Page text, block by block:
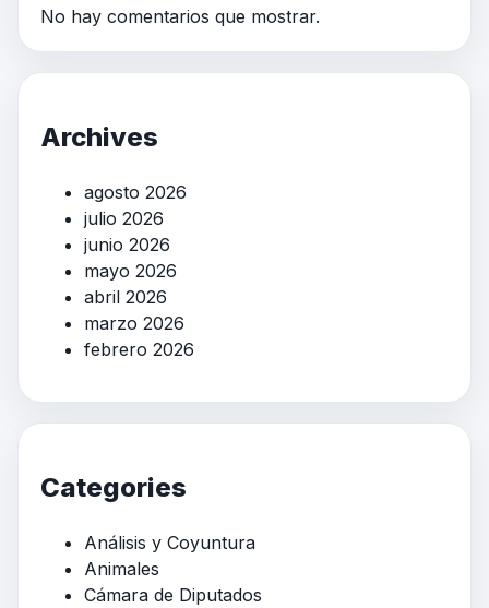
No hay comentarios que mostrar.
Archives
agosto 2026
julio 2026
junio 2026
mayo 2026
abril 2026
marzo 2026
febrero 2026
Categories
Análisis y Coyuntura
Animales
Cámara de Diputados